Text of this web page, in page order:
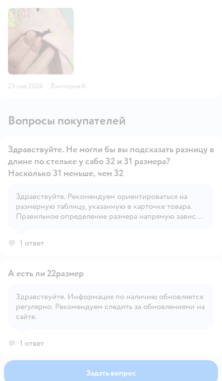
23 мая 2026 · Виктория К.
Вопросы покупателей
Открыть вопрос
Здравствуйте. Не могли бы вы подсказать разницу в
длине по стельке у сабо 32 и 31 размера?
Насколько 31 меньше, чем 32
Здравствуйте. Рекомендуем ориентироваться на
размерную таблицу, указанную в карточке товара.
Правильное определение размера напрямую зависит
1 ответ
Открыть вопрос
А есть ли 22размер
Здравствуйте. Информация по наличию обновляется
регулярно. Рекомендуем следить за обновлениями на
сайте.
1 ответ
Задать вопрос